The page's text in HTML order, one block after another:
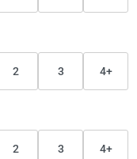
2 3 4+
2 3 4+